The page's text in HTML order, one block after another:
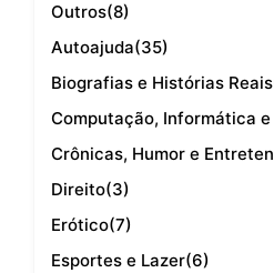
Outros(8)
Autoajuda(35)
Biografias e Histórias Reais
Computação, Informática
Crônicas, Humor e
Direito(3)
Erótico(7)
Esportes e Lazer(6)